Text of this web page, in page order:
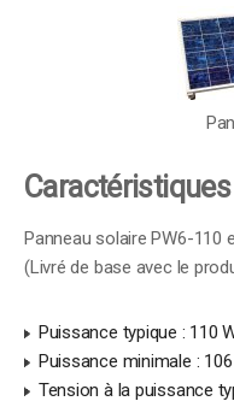
Panneau solaire PW6-110
(Livré de base avec le
Puissance typique : 110
Puissance minimale :
Tension à la puissance